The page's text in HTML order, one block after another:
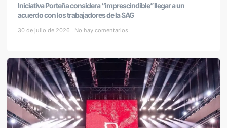
Iniciativa Porteña considera “imprescindible” llegar a un
acuerdo con los trabajadores de la SAG
30 de julio de 2026 No hay comentarios